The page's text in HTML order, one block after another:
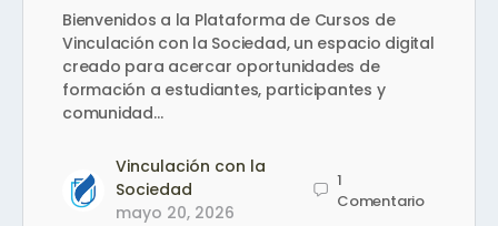
Bienvenidos a la Plataforma de Cursos de
Vinculación con la Sociedad, un espacio digital
creado para acercar oportunidades de
formación a estudiantes, participantes y
comunidad…
Vinculación con la
Sociedad
mayo 20, 2026
1
Comentario